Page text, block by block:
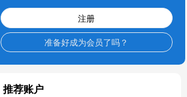
注册
准备好成为会员了吗？
推荐账户